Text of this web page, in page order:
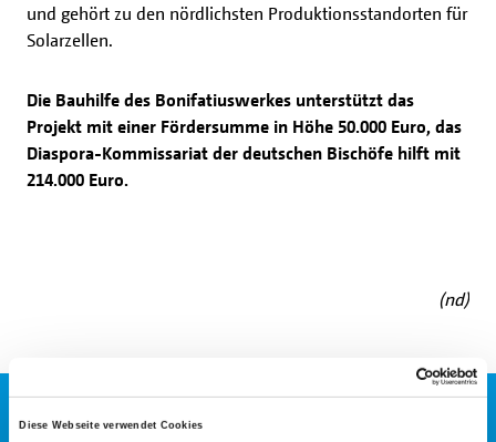
Diese Webseite verwendet Cookies
und gehört zu den nördlichsten Produktionsstandorten für
Solarzellen.
Die Bauhilfe des Bonifatiuswerkes unterstützt das
Projekt mit einer Fördersumme in Höhe 50.000 Euro, das
Diaspora-Kommissariat der deutschen Bischöfe hilft mit
214.000 Euro.
(nd)